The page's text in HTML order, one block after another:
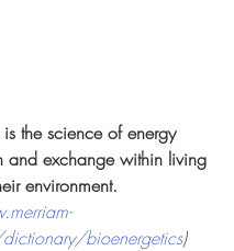
the science of energy
and exchange within living
environment.
bioenergetics)